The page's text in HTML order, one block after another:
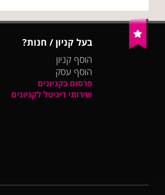
בעל קניון / חנות?
הוסף קניון
הוסף עסק
פרסום בקניונים
שירותי דיגיטל לקניונים